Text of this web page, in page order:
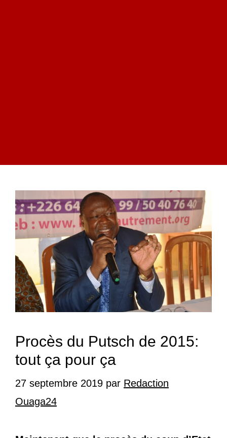
Procès du Putsch de 2015:
tout ça pour ça
27 septembre 2019 par Redaction
Ouaga24